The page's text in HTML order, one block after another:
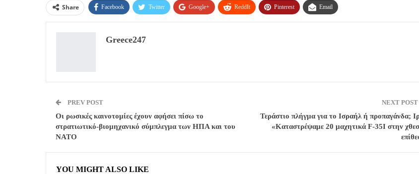
Share Facebook Twitter Google+ ReddIt Pinterest Email
Greece247
PREV POST
Οι ρωσικές καινοτομίες έχουν αφήσει πίσω το
στρατιωτικό-βιομηχανικό σύμπλεγμα των ΗΠΑ και του
ΝΑΤΟ
NEXT POST
Τεράστιο πλήγμα για το Ισραήλ ή προπαγάνδα;
«Καταστρέψαμε 20 μαχητικά F-35I στην
YOU MIGHT ALSO LIKE